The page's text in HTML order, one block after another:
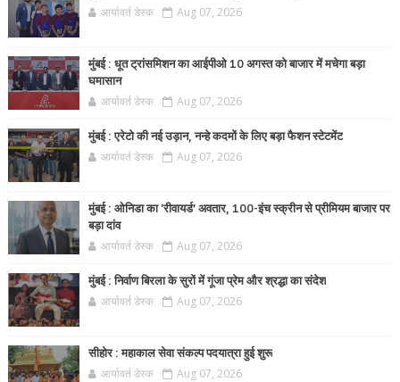
आर्यावर्त डेस्क Aug 07, 2026
मुंबई : धूत ट्रांसमिशन का आईपीओ 10 अगस्त को बाजार में मचेगा बड़ा
घमासान
आर्यावर्त डेस्क Aug 07, 2026
मुंबई : एरेटो की नई उड़ान, नन्हे कदमों के लिए बड़ा फैशन स्टेटमेंट
आर्यावर्त डेस्क Aug 07, 2026
मुंबई : ओनिडा का 'रीवायर्ड’ अवतार, 100-इंच स्क्रीन से प्रीमियम बाजार पर
बड़ा दांव
आर्यावर्त डेस्क Aug 07, 2026
मुंबई : निर्वाण बिरला के सुरों में गूंजा प्रेम और श्रद्धा का संदेश
आर्यावर्त डेस्क Aug 07, 2026
सीहोर : महाकाल सेवा संकल्प पदयात्रा हुई शुरू
आर्यावर्त डेस्क Aug 07, 2026